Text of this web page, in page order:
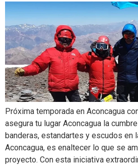
Próxima temporada en Aconcagua
asegura tu lugar Aconcagua la
banderas, estandartes y escudos en
Aconcagua, es enaltecer lo que se
proyecto. Con esta iniciativa